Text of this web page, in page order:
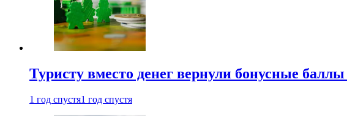
Туристу вместо денег вернули бонусные
1 год спустя1 год спустя